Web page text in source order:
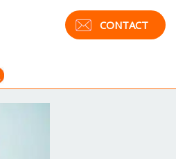
CONTACT